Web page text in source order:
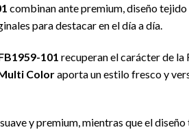
combinan ante premium, diseño
para destacar en el día a día.
101 recuperan el carácter de la
Coloraporta un estilo fresco y
y premium, mientras que el